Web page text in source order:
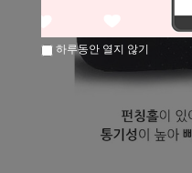
하루동안 열지 않기